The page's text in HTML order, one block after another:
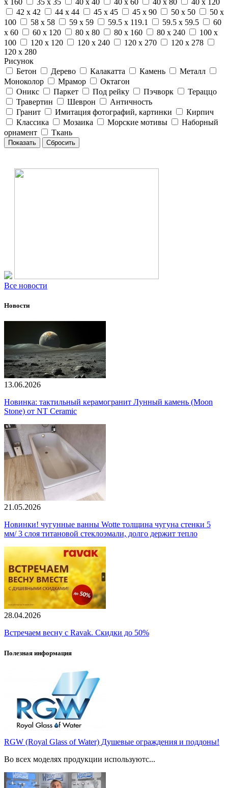
x 160
35 x 35 40 x 40 40 x 60 40 x 80
40 x 120
42 x 42
44 x 44 45 x 45 45 x 90 50 x 50
50 x
100
58 x 58 59 x 59 59.5 x 119.1 59.5 x 59.5
60
x 60
60 x 120 80 x 80 80 x 160 80 x 240
100 x
100
120 x 120 120 x 240 120 x 270
120 x 278
120 x 280
Рисунок
Бетон
Дерево Калакатта Камень
Металл
Моноколор
Мрамор
Октагон
Оникс
Паркет Под рейку Пэчворк
Тераццо
Травертин
Шеврон
Античность
Гранит
Имитация фотографий, картинки
Кирпич
Классика
Мозаика Морские мотивы
Наборный
орнамент
Ткань
Все новости
Новости
13.06.2026
Новинка: тактильный керамогранит Лунный камень (Moon
Stone) от NT Ceramic
21.05.2026
Новинки! чугунные ванны Wotte толщина чугуна стенки 5
мм/ 3 слоя титановой стеклоэмали, долго держит тепло
28.04.2026
Встречаем весну с Ravak. Скидки до 50%
Полезная информация
RGW (Royal Glass of Water) Душевые ограждения и поддоны!
Во всех моделях продукции используютс...